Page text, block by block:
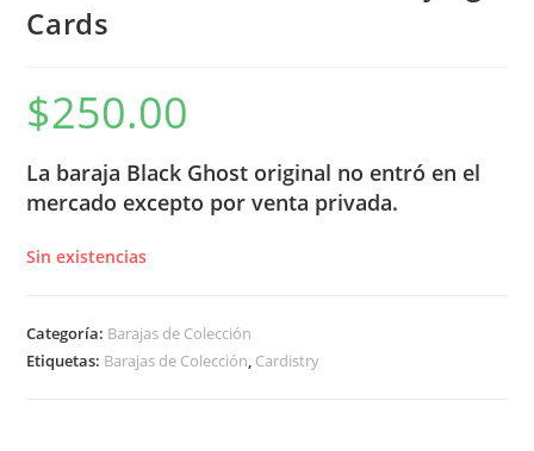
Cards
$250.00
La baraja Black Ghost original no entró en el
mercado excepto por venta privada.
Sin existencias
Categoría: Barajas de Colección
Etiquetas: Barajas de Colección, Cardistry